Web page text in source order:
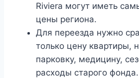
Riviera могут иметь
цены региона.
Для переезда нужно
только цену квартиры,
парковку, медицину,
расходы старого фонда.